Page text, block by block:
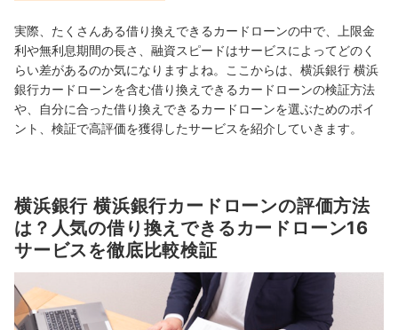
実際、たくさんある借り換えできるカードローンの中で、上限金
利や無利息期間の長さ、融資スピードはサービスによってどのく
らい差があるのか気になりますよね。ここからは、横浜銀行 横浜
銀行カードローンを含む借り換えできるカードローンの検証方法
や、自分に合った借り換えできるカードローンを選ぶためのポイ
ント、検証で高評価を獲得したサービスを紹介していきます。
横浜銀行 横浜銀行カードローンの評価方法
は？人気の借り換えできるカードローン16
サービスを徹底比較検証